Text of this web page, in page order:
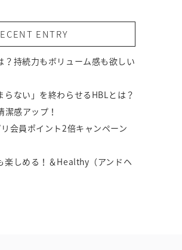
ENTRY
？持続力もボリューム感も欲しい
らない」を終わらせるHBLとは？
潔感アップ！
リ会員ポイント2倍キャンペーン
楽しめる！＆Healthy（アンドヘ